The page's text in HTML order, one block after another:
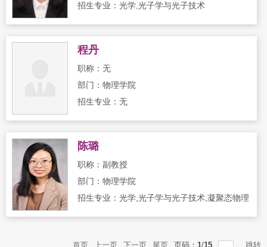
招生专业：光学,光子学与光子技术
程丹
职称：无
部门：物理学院
招生专业：无
陈璐
职称：副教授
部门：物理学院
招生专业：光学,光子学与光子技术,凝聚态物理
首页 上一页 下一页 尾页 页码： 1/15 跳转